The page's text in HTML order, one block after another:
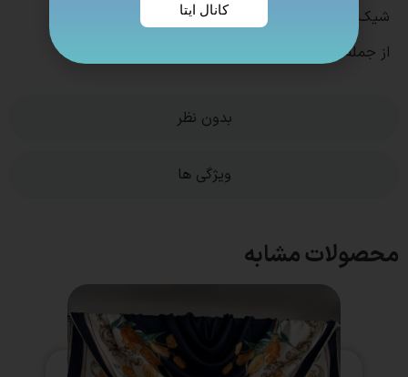
بدون نظر
ویژگی ها
شیک وزیبا
از جمله روسری های پر کاربرد و روز مره با کیفیت عالی
محصولات مشابه
کانال ایتا